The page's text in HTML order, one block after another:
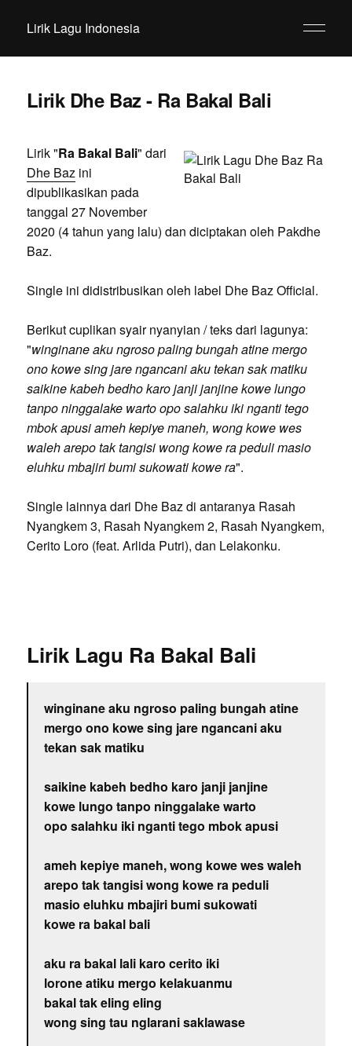
Lirik Lagu Indonesia
Lirik Dhe Baz - Ra Bakal Bali
Lirik "Ra Bakal Bali" dari
Dhe Bazini
dipublikasikan pada
tanggal 27 November
2020 (4 tahun yang lalu) dan diciptakan oleh Pakdhe
Baz.
Single ini didistribusikan oleh label Dhe Baz Official.
Berikut cuplikan syair nyanyian / teks dari lagunya:
"winginane aku ngroso paling bungah atine mergo
ono kowe sing jare ngancani aku tekan sak matiku
saikine kabeh bedho karo janji janjine kowe lungo
tanpo ninggalake warto opo salahku iki nganti tego
mbok apusi ameh kepiye maneh, wong kowe wes
waleh arepo tak tangisi wong kowe ra peduli masio
eluhku mbajiri bumi sukowati kowe ra".
Single lainnya dari Dhe Baz di antaranya Rasah
Nyangkem 3, Rasah Nyangkem 2, Rasah Nyangkem,
Cerito Loro (feat. Arlida Putri), dan Lelakonku.
Lirik Lagu Ra Bakal Bali
winginane aku ngroso paling bungah atine
mergo ono kowe sing jare ngancani aku
tekan sak matiku
saikine kabeh bedho karo janji janjine
kowe lungo tanpo ninggalake warto
opo salahku iki nganti tego mbok apusi
ameh kepiye maneh, wong kowe wes waleh
arepo tak tangisi wong kowe ra peduli
masio eluhku mbajiri bumi sukowati
kowe ra bakal bali
aku ra bakal lali karo cerito iki
lorone atiku mergo kelakuanmu
bakal tak eling eling
wong sing tau nglarani saklawase